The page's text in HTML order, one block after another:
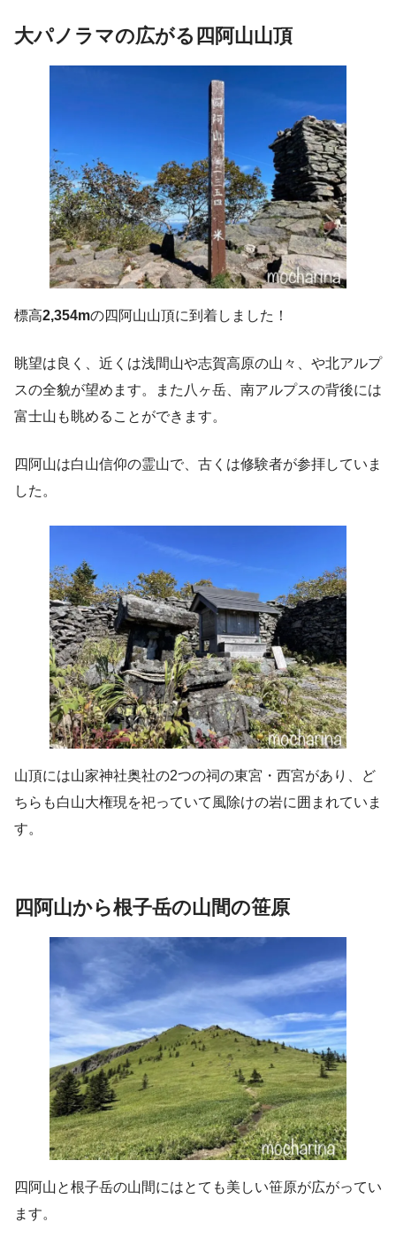
大パノラマの広がる四阿山山頂
標高2,354mの四阿山山頂に到着しました！
眺望は良く、近くは浅間山や志賀高原の山々、や北アルプ
スの全貌が望めます。また八ヶ岳、南アルプスの背後には
富士山も眺めることができます。
四阿山は白山信仰の霊山で、古くは修験者が参拝していま
した。
山頂には山家神社奥社の2つの祠の東宮・西宮があり、ど
ちらも白山大権現を祀っていて風除けの岩に囲まれていま
す。
四阿山から根子岳の山間の笹原
四阿山と根子岳の山間にはとても美しい笹原が広がってい
ます。